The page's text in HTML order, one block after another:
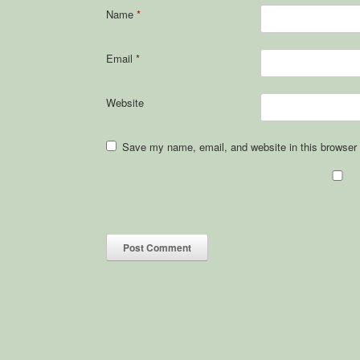
Name *
Email *
Website
Save my name, email, and website in this